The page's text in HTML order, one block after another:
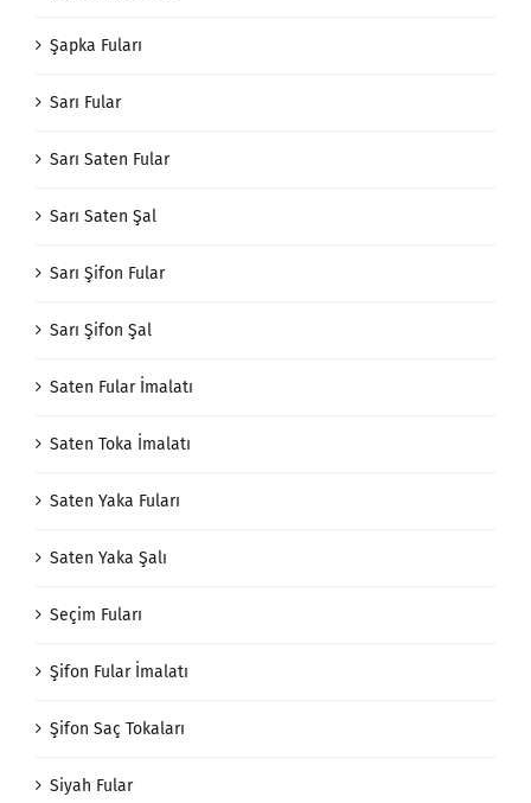
Şapka Fuları
Sarı Fular
Sarı Saten Fular
Sarı Saten Şal
Sarı Şifon Fular
Sarı Şifon Şal
Saten Fular İmalatı
Saten Toka İmalatı
Saten Yaka Fuları
Saten Yaka Şalı
Seçim Fuları
Şifon Fular İmalatı
Şifon Saç Tokaları
Siyah Fular